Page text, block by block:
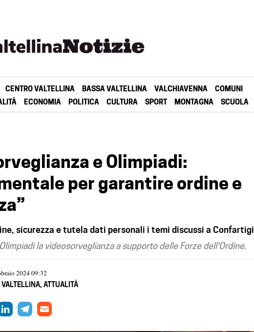
CENTRO VALTELLINA BASSA VALTELLINA VALCHIAVENNA
COMUNI
ECONOMIA POLITICA CULTURA SPORT MONTAGNA SCUOLA
e Olimpiadi:
per garantire ordine e
sicurezza e tutela dati personali i temi discussi a
la videosorveglianza a supporto delle Forze dell'Ordine.
2024 09:32
, ATTUALITÀ